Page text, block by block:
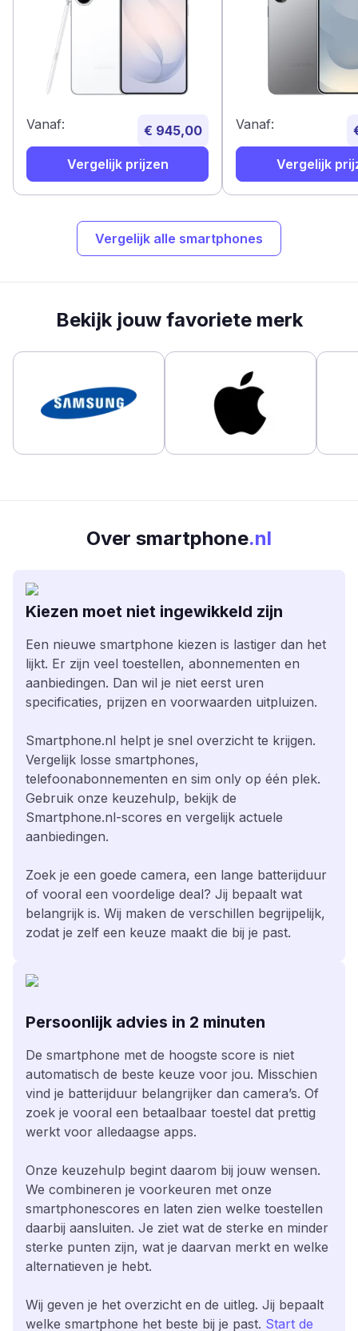
Vanaf: € 945,00
Vergelijk prijzen
Vanaf:
Vergelijk
Vergelijk alle smartphones
Bekijk jouw favoriete merk
Over smartphone.nl
Kiezen moet niet ingewikkeld zijn
Een nieuwe smartphone kiezen is lastiger dan het
lijkt. Er zijn veel toestellen, abonnementen en
aanbiedingen. Dan wil je niet eerst uren
specificaties, prijzen en voorwaarden uitpluizen.
Smartphone.nl helpt je snel overzicht te krijgen.
Vergelijk losse smartphones,
telefoonabonnementen en sim only op één plek.
Gebruik onze keuzehulp, bekijk de
Smartphone.nl-scores en vergelijk actuele
aanbiedingen.
Zoek je een goede camera, een lange batterijduur
of vooral een voordelige deal? Jij bepaalt wat
belangrijk is. Wij maken de verschillen begrijpelijk,
zodat je zelf een keuze maakt die bij je past.
Persoonlijk advies in 2 minuten
De smartphone met de hoogste score is niet
automatisch de beste keuze voor jou. Misschien
vind je batterijduur belangrijker dan camera’s. Of
zoek je vooral een betaalbaar toestel dat prettig
werkt voor alledaagse apps.
Onze keuzehulp begint daarom bij jouw wensen.
We combineren je voorkeuren met onze
smartphonescores en laten zien welke toestellen
daarbij aansluiten. Je ziet wat de sterke en minder
sterke punten zijn, wat je daarvan merkt en welke
alternatieven je hebt.
Wij geven je het overzicht en de uitleg. Jij bepaalt
welke smartphone het beste bij je past. Start de